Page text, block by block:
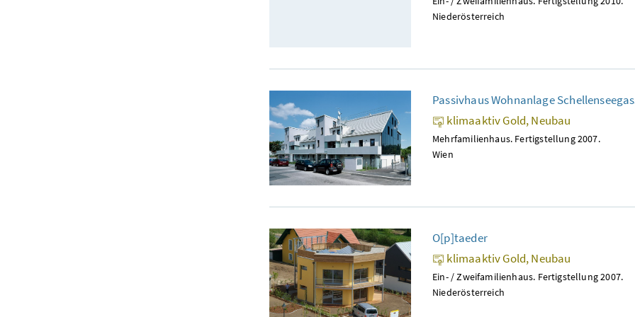
Niederösterreich
Passivhaus Wohnanlage
klimaaktiv Gold, Neubau
Mehrfamilienhaus. Fertigstellung 2007.
Wien
O[p]taeder
klimaaktiv Gold, Neubau
Ein- / Zweifamilienhaus. Fertigstellung 2007.
Niederösterreich